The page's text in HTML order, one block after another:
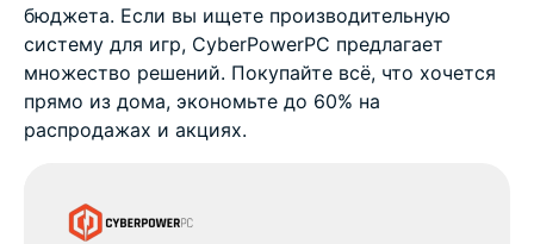
бюджета. Если вы ищете производительную
систему для игр, CyberPowerPC предлагает
множество решений. Покупайте всё, что хочется
прямо из дома, экономьте до 60% на
распродажах и акциях.